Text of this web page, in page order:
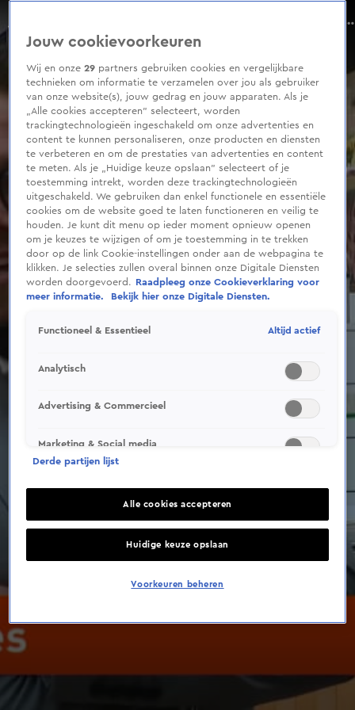
ZIEN: André Hazes en Sarah bij opening Rachels theebar
Seizoen 2021
of
Jouw cookievoorkeuren
Wij en onze29 partners gebruiken cookies en vergelijkbare
technieken om informatie te verzamelen over jou als gebruiker
van onze website(s), jouw gedrag en jouw apparaten. Als je
„Alle cookies accepteren” selecteert, worden
trackingtechnologieën ingeschakeld om onze advertenties en
content te kunnen personaliseren, onze producten en diensten
te verbeteren en om de prestaties van advertenties en content
te meten. Als je „Huidige keuze opslaan” selecteert of je
toestemming intrekt, worden deze trackingtechnologieën
uitgeschakeld. We gebruiken dan enkel functionele en essentiële
cookies om de website goed te laten functioneren en veilig te
houden. Je kunt dit menu op ieder moment opnieuw openen
om je keuzes te wijzigen of om je toestemming in te trekken
door op de link Cookie-instellingen onder aan de webpagina te
klikken. Je selecties zullen overal binnen onze Digitale Diensten
worden doorgevoerd.
Raadpleeg onze Cookieverklaring voor
meer informatie.
Bekijk hier onze Digitale Diensten.
Functioneel & Essentieel Altijd actief
Analytisch
Advertising & Commercieel
Marketing & Social media
Derde partijen lijst
Alle cookies accepteren
Huidige keuze opslaan
Voorkeuren beheren